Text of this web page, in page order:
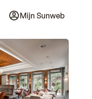
Mijn Sunweb